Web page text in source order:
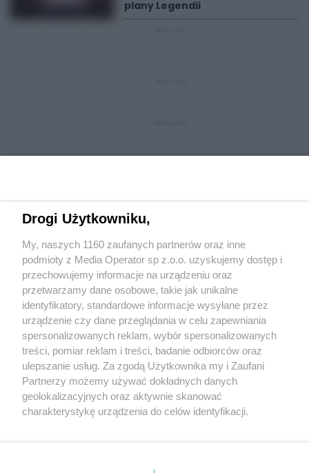
plany Legendii
Wydawca mediówlokalnych
Nie zapomnij
zapoznać się z:
polityką prywatności regulamin korzystania z portali
Twojemiasto
Piekary Śląskie
Chorzów
Tarnowskie Góry
Skontakuj sięz nami
Kontakt
Wydawca
Redakcja
Drogi Użytkowniku,
My, naszych 1160 zaufanych partnerów oraz inne
podmioty z Media Operator sp z.o.o. uzyskujemy dostęp i
przechowujemy informacje na urządzeniu oraz
przetwarzamy dane osobowe, takie jak unikalne
identyfikatory, standardowe informacje wysyłane przez
urządzenie czy dane przeglądania w celu zapewniania
spersonalizowanych reklam, wybór spersonalizowanych
treści, pomiar reklam i treści, badanie odbiorców oraz
ulepszanie usług. Za zgodą Użytkownika my i Zaufani
Partnerzy możemy używać dokładnych danych
geolokalizacyjnych oraz aktywnie skanować
charakterystykę urządzenia do celów identyfikacji.